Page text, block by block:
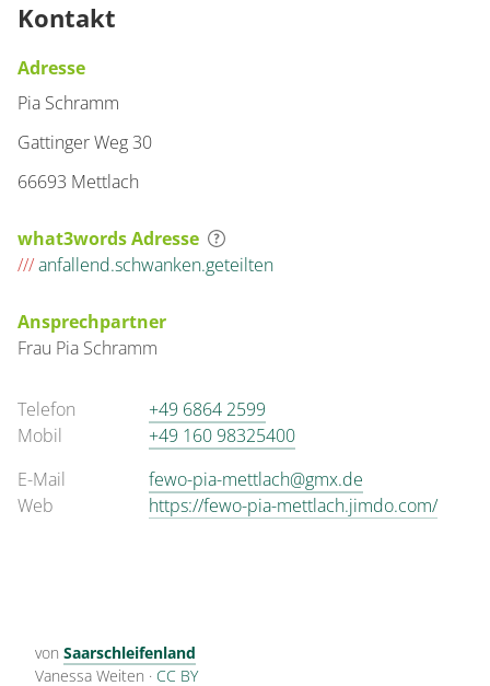
Kontakt
Adresse
Pia Schramm
Gattinger Weg 30
66693 Mettlach
what3words Adresse
///anfallend.schwanken.geteilten
Ansprechpartner
Frau Pia Schramm
Telefon
+49 6864 2599
Mobil
+49 160 98325400
E-Mail
fewo-pia-mettlach@gmx.de
Web
https://fewo-pia-mettlach.jimdo.com/
von Saarschleifenland
Vanessa Weiten · CC BY